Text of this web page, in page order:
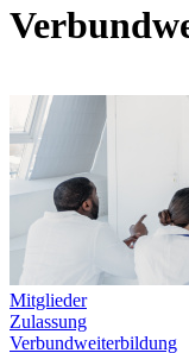
Mitglieder
Zulassung
Verbundweiterbildung